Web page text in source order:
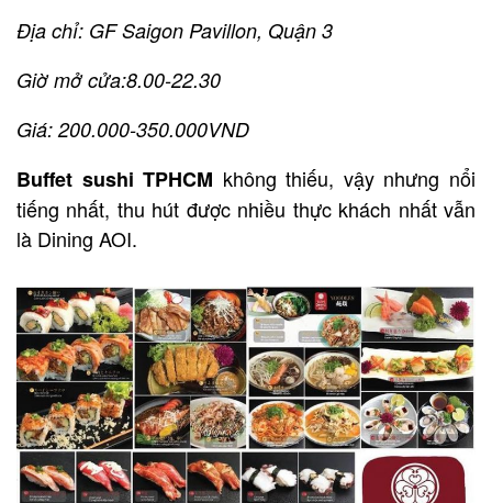
Địa chỉ: GF Saigon Pavillon, Quận 3
Giờ mở cửa:8.00-22.30
Giá: 200.000-350.000VND
Buffet sushi TPHCM không thiếu, vậy nhưng nổi
tiếng nhất, thu hút được nhiều thực khách nhất vẫn
là Dining AOI.